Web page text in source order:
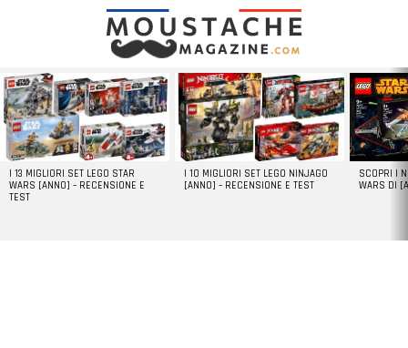
LATEST
STORIES
I 13 MIGLIORI SET LEGO STAR
WARS [ANNO] – RECENSIONE E
TEST
I 10 MIGLIORI SET LEGO NINJAGO
[ANNO] – RECENSIONE E TEST
SCOPRI I
WARS DI